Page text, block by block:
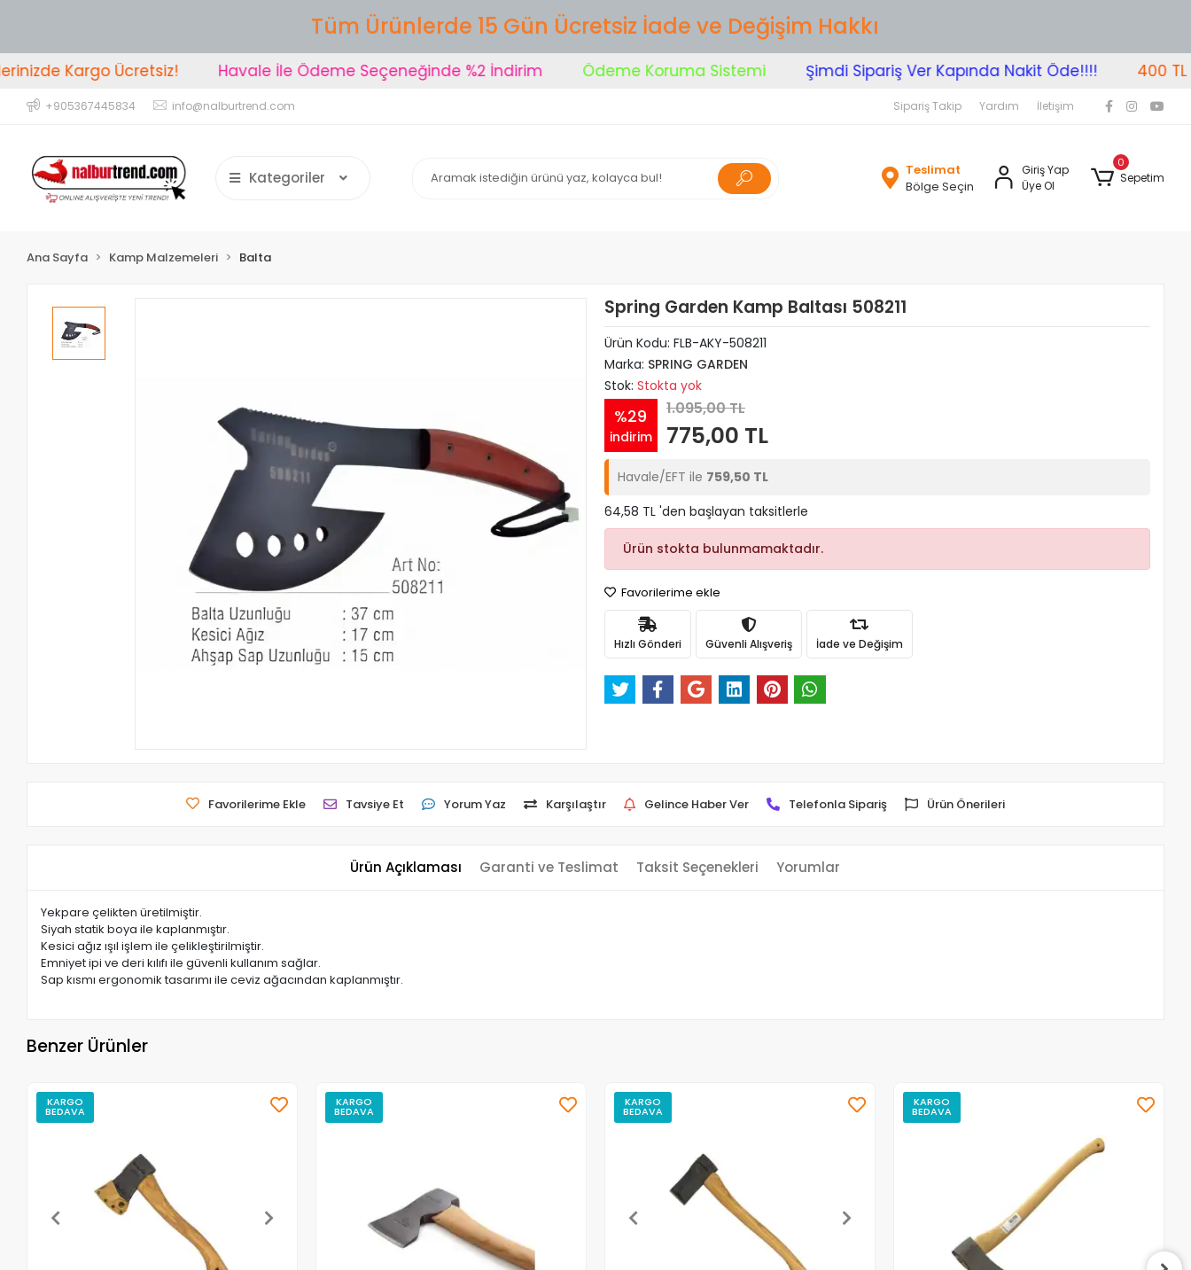
Tüm Ürünlerde 15 Gün Ücretsiz İade ve Değişim Hakkı
Kargo Ücretsiz! Havale İle Ödeme Seçeneğinde %2 İndirim Ödeme Koruma Sistemi Şimdi Sipariş Ver Kapında Nakit Öde!!!! 400 TL
+905367445834 info@nalburtrend.com Sipariş Takip Yardım İletişim
Kategoriler
Teslimat
Bölge Seçin
Giriş Yap
Üye Ol
0
Sepetim
Ana Sayfa Kamp Malzemeleri Balta
Spring Garden Kamp Baltası 508211
Ürün Kodu: FLB-AKY-508211
Marka: SPRING GARDEN
Stok: Stokta yok
%29
indirim
1.095,00 TL
775,00 TL
Havale/EFT ile 759,50 TL
64,58 TL 'den başlayan taksitlerle
Ürün stokta bulunmamaktadır.
Favorilerime ekle
Hızlı Gönderi Güvenli Alışveriş İade ve Değişim
Favorilerime Ekle Tavsiye Et Yorum Yaz Karşılaştır Gelince Haber Ver Telefonla Sipariş Ürün Önerileri
Ürün Açıklaması Garanti ve Teslimat Taksit Seçenekleri Yorumlar
Yekpare çelikten üretilmiştir.
Siyah statik boya ile kaplanmıştır.
Kesici ağız ışıl işlem ile çelikleştirilmiştir.
Emniyet ipi ve deri kılıfı ile güvenli kullanım sağlar.
Sap kısmı ergonomik tasarımı ile ceviz ağacından kaplanmıştır.
Benzer Ürünler
KARGO
BEDAVA
KARGO
BEDAVA
KARGO
BEDAVA
KARGO
BEDAVA